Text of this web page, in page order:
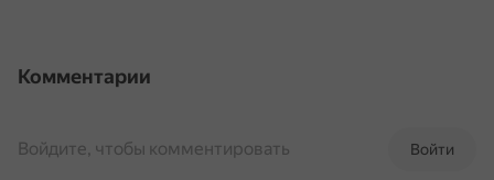
Комментарии
Войти
Войдите, чтобы комментировать